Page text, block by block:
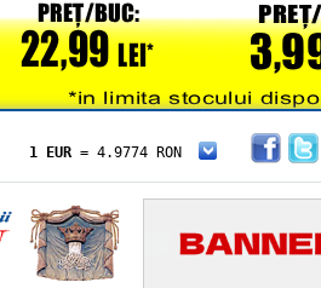
1 EUR = 4.9774 RON
= 5.8304 RON
1 XAU= 464.4611 RON
1 AED= 1.1933 RON
1 AUD= 2.7957 RON
1 BGN= 2.5449 RON